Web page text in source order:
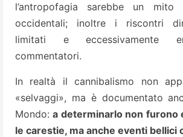
l’antropofagia sarebbe un mito
occidentali; inoltre i riscontri
limitati e eccessivamente
commentatori.
In realtà il cannibalismo non
«selvaggi», ma è documentato
Mondo:a determinarlo non furono
le carestie, ma anche eventi bellici